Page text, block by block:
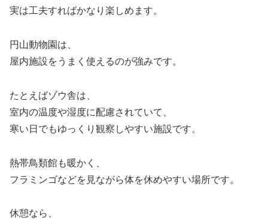
実は工夫すればかなり楽しめます。
円山動物園は、
屋内施設をうまく使えるのが強みです。
たとえばゾウ舎は、
室内の温度や湿度に配慮されていて、
寒い日でもゆっくり観察しやすい施設です。
熱帯鳥類館も暖かく、
フラミンゴなどを見ながら体を休めやすい場所です。
休憩なら、